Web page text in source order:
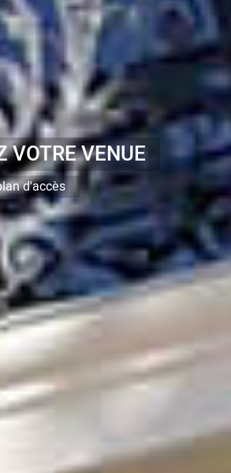
VOTRE VENUE
d'accès